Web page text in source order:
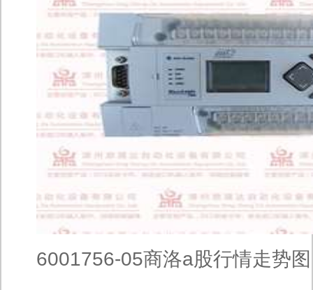
6001756-05商洛a股行情走势图